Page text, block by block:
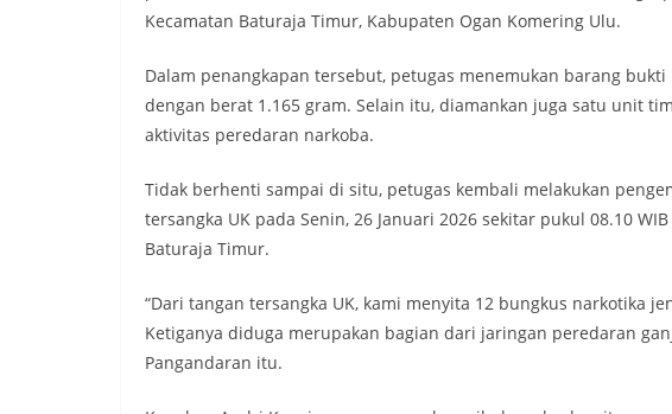
Kecamatan Baturaja Timur, Kabupaten Ogan Komering Ulu.
Dalam penangkapan tersebut, petugas menemukan barang
dengan berat 1.165 gram. Selain itu, diamankan juga satu unit
aktivitas peredaran narkoba.
Tidak berhenti sampai di situ, petugas kembali melakukan
tersangka UK pada Senin, 26 Januari 2026 sekitar pukul 08.10
Baturaja Timur.
“Dari tangan tersangka UK, kami menyita 12 bungkus narkotika
Ketiganya diduga merupakan bagian dari jaringan peredaran
Pangandaran itu.